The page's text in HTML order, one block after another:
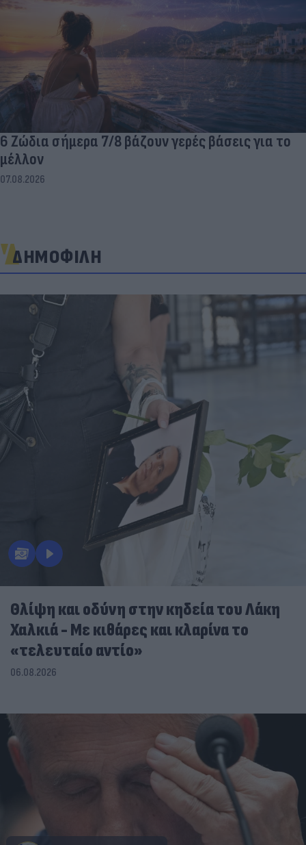
6 Ζώδια σήμερα 7/8 βάζουν γερές βάσεις για το
μέλλον
07.08.2026
ΔΗΜΟΦΙΛΗ
Θλίψη και οδύνη στην κηδεία του Λάκη
Χαλκιά - Με κιθάρες και κλαρίνα το
«τελευταίο αντίο»
06.08.2026